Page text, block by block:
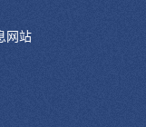
网站